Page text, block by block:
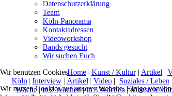
Datenschutzerklärung
Team
Köln-Panorama
Kontaktadressen
Videoworkshop
Bands gesucht
Wir suchen Euch
Home| Kunst / Kultur| Artikel |
Köln | Interview| Artikel | Video| Soziales / Leben
Woche|in 2 Wochen|in 3 Wochen |nächsten
Wir benutzen Cookies
Wir nutzen Cookies auf unserer Website. Einige von